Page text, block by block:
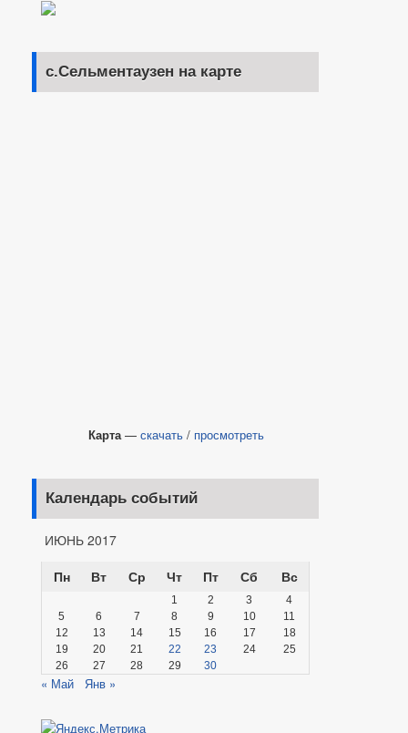
с.Сельментаузен на карте
Карта — скачать / просмотреть
Календарь событий
ИЮНЬ 2017
Пн
Вт Ср Чт Пт Сб Вс
1 2 3
4
5
6 7 8 9 10
11
12
13 14 15 16 17
18
19
20 21 22 23 24
25
26
27 28 29 30
« Май Янв »